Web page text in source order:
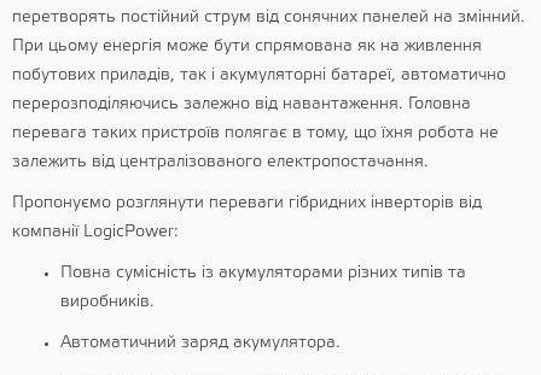
перетворять постійний струм від сонячних панелей на змінний.
При цьому енергія може бути спрямована як на живлення
побутових приладів, так і акумуляторні батареї, автоматично
перерозподіляючись залежно від навантаження. Головна
перевага таких пристроїв полягає в тому, що їхня робота не
залежить від централізованого електропостачання.
Пропонуємо розглянути переваги гібридних інверторів від
компанії LogicPower:
Повна сумісність із акумуляторами різних типів та
виробників.
Автоматичний заряд акумулятора.